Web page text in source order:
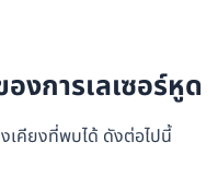
งการเลเซอร์หูด
เคียงที่พบได้ ดังต่อไปนี้